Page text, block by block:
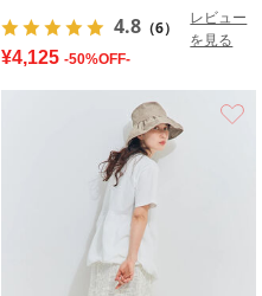
4.8 （6）
レビュー
を見る
¥4,125 -50%OFF-